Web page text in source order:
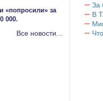
За
В
«попросили» за
000.
Все новости...